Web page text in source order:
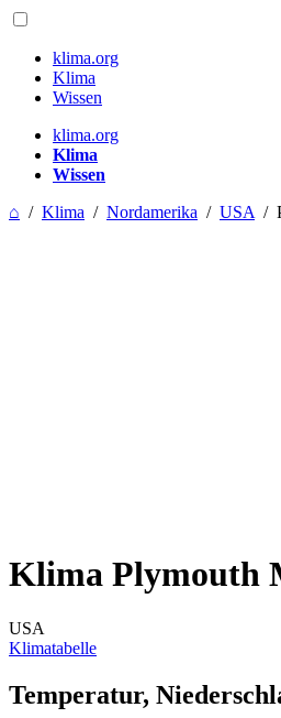
klima.org
Klima
Wissen
klima.org
Klima
Wissen
⌂ / Klima / Nordamerika / USA /
Klima Plymouth
USA
Klimatabelle
Temperatur,